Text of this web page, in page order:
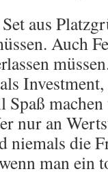
aus
Auch
nur an
niemals die
man ein